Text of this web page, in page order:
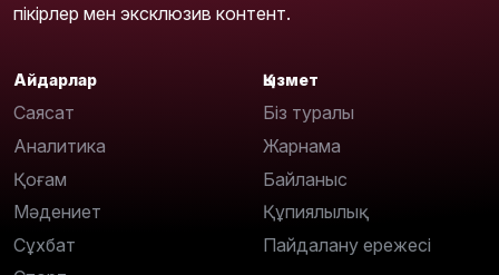
пікірлер мен эксклюзив контент.
Айдарлар
Саясат
Аналитика
Қоғам
Мәдениет
Сұхбат
Қызмет
Біз туралы
Жарнама
Байланыс
Құпиялылық
Пайдалану ережесі